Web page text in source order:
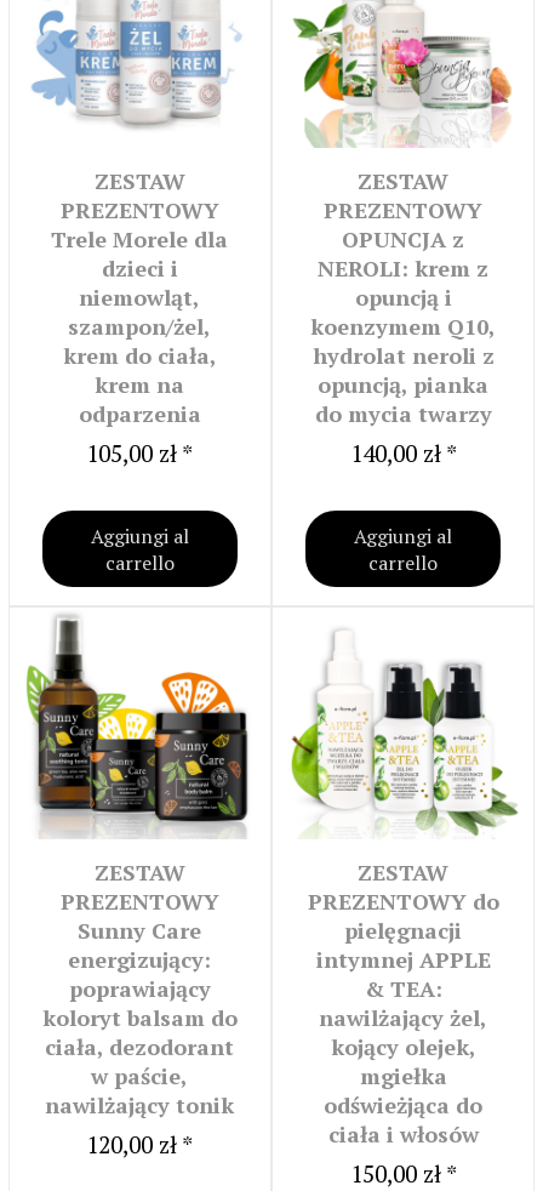
ZESTAW
PREZENTOWY
Trele Morele dla
dzieci i
niemowląt,
szampon/żel,
krem do ciała,
krem na
odparzenia
105,00 zł *
Aggiungi al
carrello
ZESTAW
PREZENTOWY
OPUNCJA z
NEROLI: krem z
opuncją i
koenzymem Q10,
hydrolat neroli z
opuncją, pianka
do mycia twarzy
140,00 zł *
Aggiungi al
carrello
ZESTAW
PREZENTOWY
Sunny Care
energizujący:
poprawiający
koloryt balsam do
ciała, dezodorant
w paście,
nawilżający tonik
120,00 zł *
ZESTAW
PREZENTOWY do
pielęgnacji
intymnej APPLE
& TEA:
nawilżający żel,
kojący olejek,
mgiełka
odświeżjąca do
ciała i włosów
150,00 zł *